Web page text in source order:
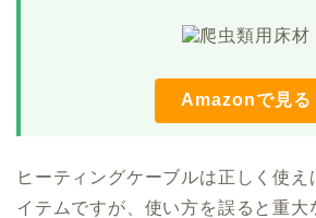
Amazonで見る
ヒーティングケーブルは正しく使え
イテムですが、使い方を誤ると重大